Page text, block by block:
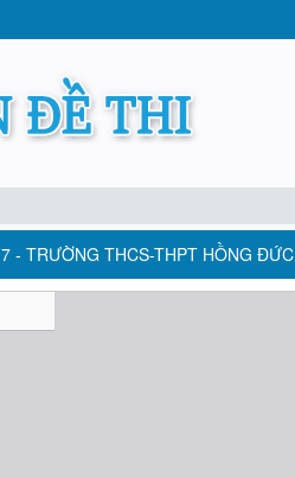
- TRƯỜNG THCS-THPT HỒNG ĐỨC